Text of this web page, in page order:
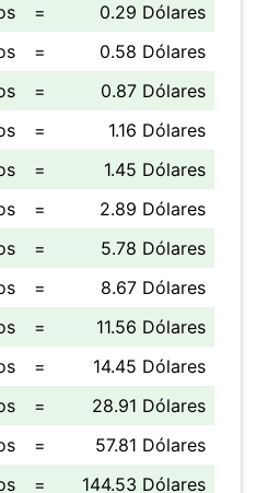
=
0.29 Dólares
=
0.58 Dólares
=
0.87 Dólares
=
1.16 Dólares
=
1.45 Dólares
=
2.89 Dólares
=
5.78 Dólares
=
8.67 Dólares
=
11.56 Dólares
=
14.45 Dólares
=
28.91 Dólares
=
57.81 Dólares
= 144.53 Dólares